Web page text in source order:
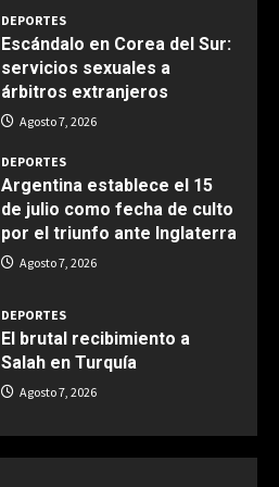
COCINA
Boquerones fritos en
freidora de aire
COCINA
Buñuelos de alcachofas
COCINA
Ternera guisada con
senderuelas
DEPORTES
Escándalo en Corea del Sur:
servicios sexuales a
árbitros extranjeros
Agosto 7, 2026
DEPORTES
Argentina establece el 15
de julio como fecha de culto
por el triunfo ante Inglaterra
Agosto 7, 2026
DEPORTES
El brutal recibimiento a
Salah en Turquía
Agosto 7, 2026